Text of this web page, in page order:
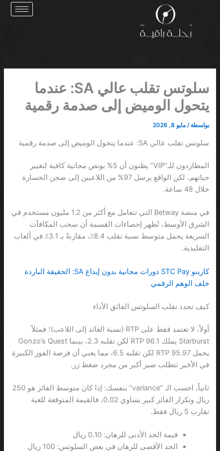
سلوتس تقلب عالي SA: عندما
يتحول الوميض إلى صدمة رقمية
بواسطة /مايو 8, 2026
سلوتس تقلب عالي SA: عندما يتحول الوميض إلى صدمة رقمية
المطاردون للـ“VIP” يظنون أن 5% بونص مجانية كافية لتغيير
حياتهم، لكن الواقع يرسل 97% من اللاعبين إلى صحن الخسارة
خلال 48 ساعة.
في منصة Betway التي تتعامل مع أكثر من 1.2 مليون مستخدم في
الشرق الأوسط، تُظهر إحصاءات القسمة أن سحب المكافآت
السريعة يحمل متوسط نسبة تقلب 8.4٪، مقارنةً بـ 3.1٪ في ألعاب
التقليدية.
كازينو STC Pay دورات مجانية بدون إيداع SA: الحقيقة الباردة
خلف الوهم الرقمي
كيف تحدد تقلب السلوتس الفائق الأداء
أولاً، لا تعتمد فقط على RTP (نسبة العائد إلى اللاعب)؛ فمثلاً
Starburst يملك RTP 96.1 لكن تقلبه 2.3، بينما Gonzo’s Quest
يحمل RTP 95.97 لكن تقلبه 6.5، مما يعني أن فرصة الفوز الكبيرة
في الأخير تتطلب صبر أكبر من مجرد ضغط زر.
ثانياً، احسب الـ “variance” بنفسك: إذا كان متوسط الفائز هو 250
ريال وتكرار الفائز كبير يساوي 0.02، فالقيمة المتوقعة للعبة
تقارب 5 ريال فقط.
قيمة الحد الأدنى للرهان: 0.10 ريال
الحد الأقصى للرهان في بعض السلوتس: 100 ريال